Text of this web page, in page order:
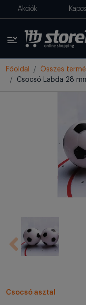
Akciók
Főoldal Összes
Csocsó Labda 28
Csocsó asztal